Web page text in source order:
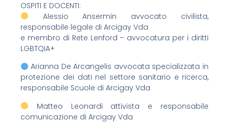
OSPITI E DOCENTI:
Alessio Ansermin avvocato civilista,
responsabile legale di Arcigay Vda
e membro di Rete Lenford – avvocatura per i diritti
LGBTQIA+
Arianna De Arcangelis avvocata specializzata in
protezione dei dati nel settore sanitario e ricerca,
responsabile Scuole di Arcigay Vda
Matteo Leonardi attivista e responsabile
comunicazione di Arcigay Vda